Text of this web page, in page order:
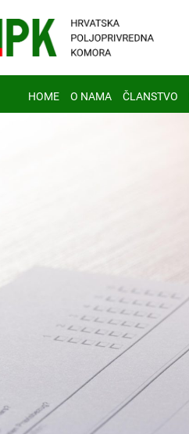
HOME O NAMA ČLANSTVO